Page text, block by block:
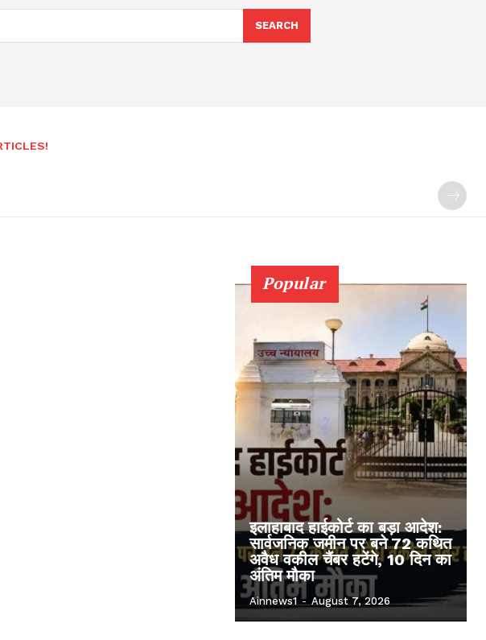
SEARCH
Popular
इलाहाबाद हाईकोर्ट का बड़ा आदेश:
सार्वजनिक जमीन पर बने 72 कथित
अवैध वकील चैंबर हटेंगे, 10 दिन का
अंतिम मौका
Ainnews1 - August 7, 2026